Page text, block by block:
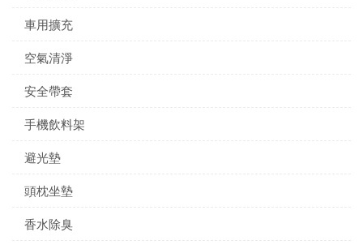
車用擴充
空氣清淨
安全帶套
手機飲料架
避光墊
頭枕坐墊
香水除臭